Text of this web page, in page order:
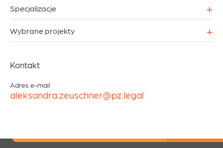
Specjalizacje +
Wybrane projekty +
Kontakt
Adres e-mail
aleksandra.zeuschner@pz.legal